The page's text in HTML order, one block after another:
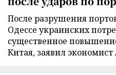
После разрушения
Одессе украинских
существенное
Китая, заявил